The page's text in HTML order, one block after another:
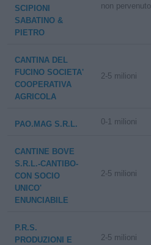
SCIPIONI
SABATINO &
PIETRO
non pervenuto
CANTINA DEL
FUCINO SOCIETA'
COOPERATIVA
AGRICOLA
2-5 milioni
PAO.MAG S.R.L. 0-1 milioni
CANTINE BOVE
S.R.L.-CANTIBO-
CON SOCIO
UNICO'
ENUNCIABILE
2-5 milioni
P.R.S.
PRODUZIONI E
2-5 milioni